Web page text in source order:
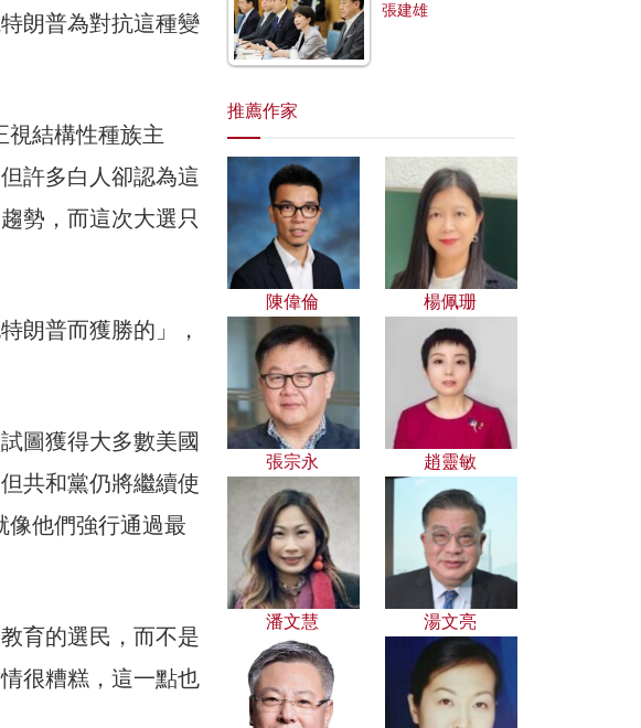
朗普為對抗這種變
結構性種族主
許多白人卻認為這
勢，而這次大選只
朗普而獲勝的」，
圖獲得大多數美國
共和黨仍將繼續使
他們強行通過最
育的選民，而不是
很糟糕，這一點也
張建雄
推薦作家
陳偉倫 楊佩珊
張宗永 趙靈敏
潘文慧 湯文亮